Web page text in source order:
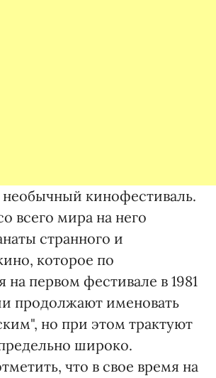
кинофестиваль.
всего мира на него
странного и
которое по
первом фестивале в 1981
продолжают именовать
но при этом трактуют
широко.
что в свое время на